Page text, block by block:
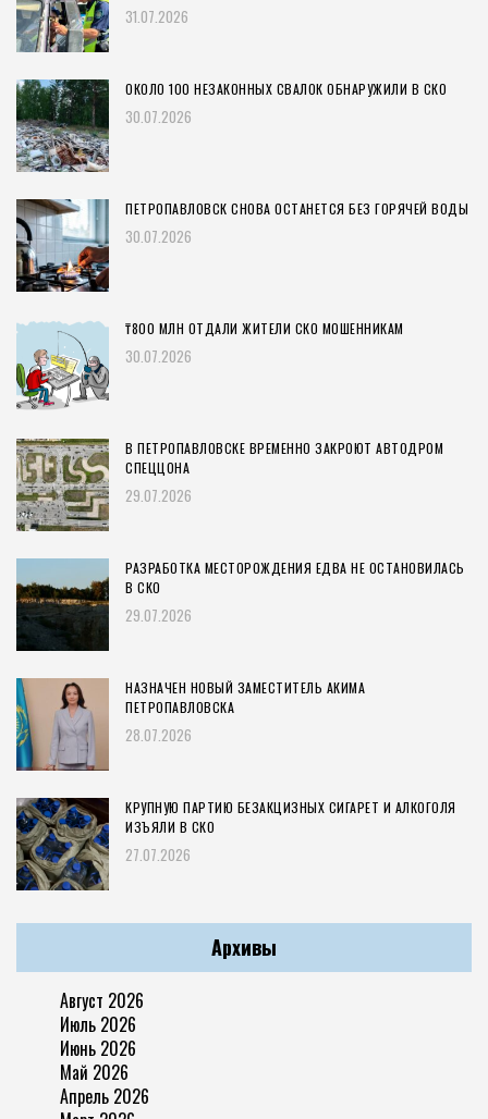
31.07.2026
ОКОЛО 100 НЕЗАКОННЫХ СВАЛОК ОБНАРУЖИЛИ В СКО
30.07.2026
ПЕТРОПАВЛОВСК СНОВА ОСТАНЕТСЯ БЕЗ ГОРЯЧЕЙ ВОДЫ
30.07.2026
₸800 МЛН ОТДАЛИ ЖИТЕЛИ СКО МОШЕННИКАМ
30.07.2026
В ПЕТРОПАВЛОВСКЕ ВРЕМЕННО ЗАКРОЮТ АВТОДРОМ
СПЕЦЦОНА
29.07.2026
РАЗРАБОТКА МЕСТОРОЖДЕНИЯ ЕДВА НЕ ОСТАНОВИЛАСЬ
В СКО
29.07.2026
НАЗНАЧЕН НОВЫЙ ЗАМЕСТИТЕЛЬ АКИМА
ПЕТРОПАВЛОВСКА
28.07.2026
КРУПНУЮ ПАРТИЮ БЕЗАКЦИЗНЫХ СИГАРЕТ И АЛКОГОЛЯ
ИЗЪЯЛИ В СКО
27.07.2026
Архивы
Август 2026
Июль 2026
Июнь 2026
Май 2026
Апрель 2026